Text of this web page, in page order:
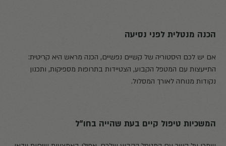
הכנה מנטלית לפני נסיעה
אם יש לכם היסטוריה של קשיים נפשיים, הכנה מראש היא קריטית:
התייעצות עם המטפל הקבוע, הצטיידות בתרופות מספיקות, ותכנון
נקודות מנוחה לאורך המסלול.
המשכיות טיפול קיים בעת שהייה בחו״ל